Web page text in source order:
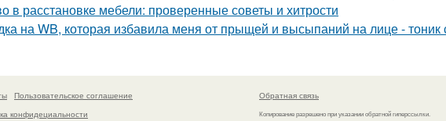
в расстановке мебели: проверенные советы и хитрости
на WB, которая избавила меня от прыщей и высыпаний на лице - тоник
Пользовательское соглашение
конфидециальности
Обратная связь
Копирование разрешено при указании обратной гиперссылки.